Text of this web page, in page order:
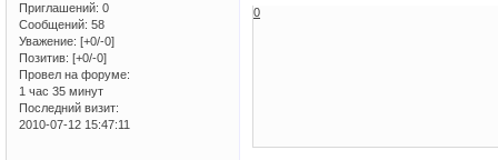
Приглашений: 0
Сообщений: 58
Уважение: [+0/-0]
Позитив: [+0/-0]
Провел на форуме:
1 час 35 минут
Последний визит:
2010-07-12 15:47:11
0